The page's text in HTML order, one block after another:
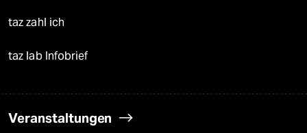
taz zahl ich
taz lab Infobrief
Veranstaltungen